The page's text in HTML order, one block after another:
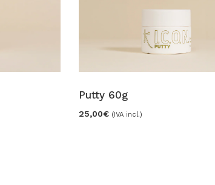
Putty 60g
25,00€ (IVA incl.)